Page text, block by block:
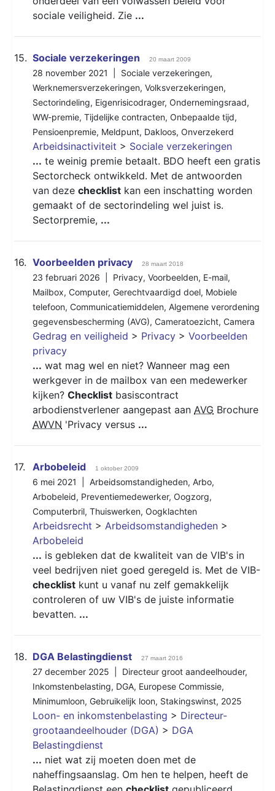
sociale veiligheid. Zie ...
15. Sociale verzekeringen 20 maart 2009
28 november 2021 | Sociale verzekeringen,
Werknemersverzekeringen, Volksverzekeringen,
Sectorindeling, Eigenrisicodrager, Ondernemingsraad,
WW-premie, Tijdelijke contracten, Onbepaalde tijd,
Pensioenpremie, Meldpunt, Dakloos, Onverzekerd
Arbeidsinactiviteit > Sociale verzekeringen
... te weinig premie betaalt. BDO heeft een gratis
Sectorcheck ontwikkeld. Met de antwoorden
van deze checklist kan een inschatting worden
gemaakt of de sectorindeling wel juist is.
Sectorpremie, ...
16. Voorbeelden privacy 28 maart 2018
23 februari 2026 | Privacy, Voorbeelden, E-mail,
Mailbox, Computer, Gerechtvaardigd doel, Mobiele
telefoon, Communicatiemiddelen, Algemene verordening
gegevensbescherming (AVG), Cameratoezicht, Camera
Gedrag en veiligheid > Privacy > Voorbeelden
privacy
... wat mag wel en niet? Wanneer mag een
werkgever in de mailbox van een medewerker
kijken? Checklist basiscontract
arbodienstverlener aangepast aan AVG Brochure
AWVN 'Privacy versus ...
17. Arbobeleid 1 oktober 2009
6 mei 2021 | Arbeidsomstandigheden, Arbo,
Arbobeleid, Preventiemedewerker, Oogzorg,
Computerbril, Thuiswerken, Oogklachten
Arbeidsrecht > Arbeidsomstandigheden >
Arbobeleid
... is gebleken dat de kwaliteit van de VIB's in
veel bedrijven niet goed geregeld is. Met de VIB-
checklist kunt u vanaf nu zelf gemakkelijk
controleren of uw VIB's de juiste informatie
bevatten. ...
18. DGA Belastingdienst 27 maart 2016
27 december 2025 | Directeur groot aandeelhouder,
Inkomstenbelasting, DGA, Europese Commissie,
Minimumloon, Gebruikelijk loon, Stakingswinst, 2025
Loon- en inkomstenbelasting > Directeur-
grootaandeelhouder (DGA) > DGA
Belastingdienst
... niet wat zij moeten doen met de
naheffingsaanslag. Om hen te helpen, heeft de